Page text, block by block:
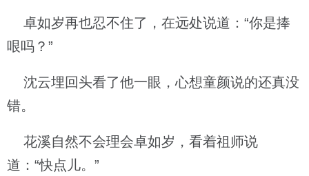
卓如岁再也忍不住了，在远处说道：“你是捧
哏吗？”
沈云埋回头看了他一眼，心想童颜说的还真没
错。
花溪自然不会理会卓如岁，看着祖师说
道：“快点儿。”